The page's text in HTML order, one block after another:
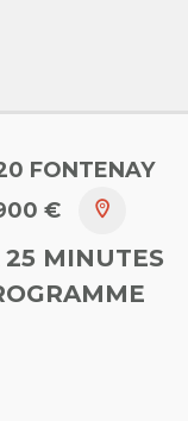
FONTENAY
€
25 MINUTES